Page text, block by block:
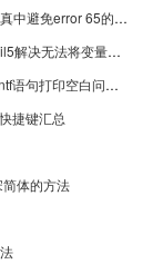
Keil5怎么在软件仿真中避免error 65-Keil5在软件仿真中避免error 65的方法
Keil5怎么解决无法将变量或函数Go To到定义处-Keil5解决无法将变量或函数Go To到定义处的方法
Keil5怎么解决printf语句打印空白问题-Keil5解决printf语句打印空白问题的方法
捷键汇总
体的方法